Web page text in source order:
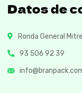
Datos de
Ronda General
93 506 92 39